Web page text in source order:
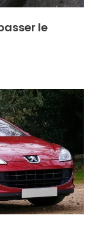
le